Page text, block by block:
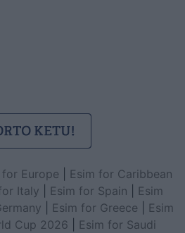
for Europe
Esim for Caribbean
Italy Esim for Spain
Esim
Esim for Greece
Esim
Cup 2026
Esim for Saudi